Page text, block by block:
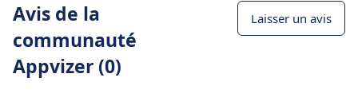
Avis de la
communauté
Appvizer (0)
Laisser un avis